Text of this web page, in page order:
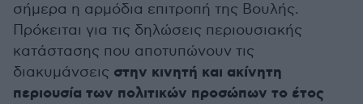
σήμερα η αρμόδια επιτροπή της Βουλής.
Πρόκειται για τις δηλώσεις περιουσιακής
κατάστασης που αποτυπώνουν τις
διακυμάνσεις στην κινητή και ακίνητη
περιουσία των πολιτικών προσώπων το έτος